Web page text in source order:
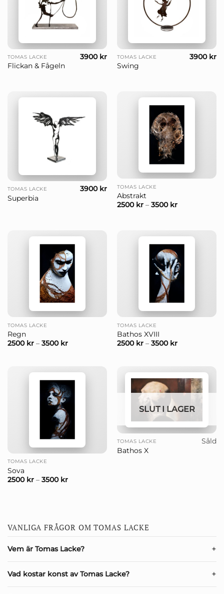
TOMAS LACKE
Flickan & Fågeln
3900 kr TOMAS LACKE
Swing
3900 kr
TOMAS LACKE
Superbia
3900 kr TOMAS LACKE
Abstrakt
2500 kr– 3500 kr
TOMAS LACKE
Regn
2500 kr– 3500 kr
TOMAS LACKE
Bathos XVIII
2500 kr– 3500 kr
TOMAS LACKE
Sova
2500 kr– 3500 kr
SLUT I LAGER
TOMAS LACKE
Bathos X
Såld
VANLIGA FRÅGOR OM TOMAS LACKE
Vem är Tomas Lacke?
Vad kostar konst av Tomas Lacke?